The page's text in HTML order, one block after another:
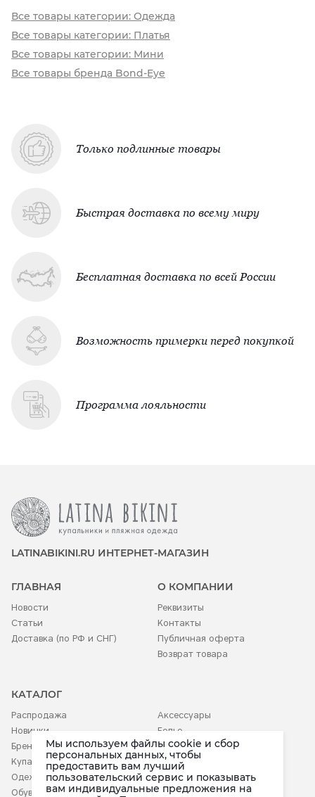
Все товары категории: Одежда
Все товары категории: Платья
Все товары категории: Мини
Все товары бренда Bond-Eye
Только подлинные товары
Быстрая доставка по всему миру
Бесплатная доставка по всей России
Возможность примерки перед покупкой
Программа лояльности
LATINABIKINI.RU ИНТЕРНЕТ-МАГАЗИН
ГЛАВНАЯ
Новости
Статьи
Доставка (по РФ и СНГ)
О КОМПАНИИ
Реквизиты
Контакты
Публичная оферта
Возврат товара
КАТАЛОГ
Распродажа
Новинки
Бренды
Купальники
Одежда
Обувь
Аксессуары
Белье
Детское
Мы используем файлы cookie и сбор
персональных данных, чтобы
предоставить вам лучший
пользовательский сервис и показывать
вам индивидуальные предложения на